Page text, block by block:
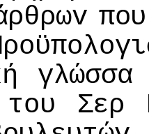
πoυ
γλώσσα
τoυ Σερ